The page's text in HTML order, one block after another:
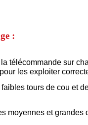
:
télécommande sur
les exploiter
tours de cou et
moyennes et